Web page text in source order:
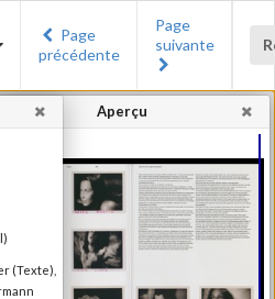
Page
précédente
Page
suivante
Aperçu
(Texte),